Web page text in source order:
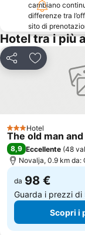
cambiano
differenze tra
sito di
Hotel tra i più
CondividiAggiungi ai
3 StelleHotel
The old man
8,9 Eccellente (48
Novalja, 0.9 km da:
da 98 €
Guarda i prezzi di
Scopri i